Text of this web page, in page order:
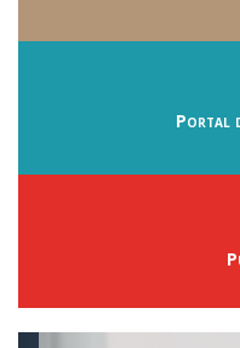
Portal